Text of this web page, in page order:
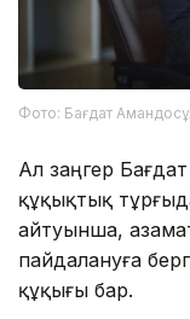
Фото: Бағдат
Ал заңгер
құқықтық
айтуынша,
пайдалануға
құқығы бар.